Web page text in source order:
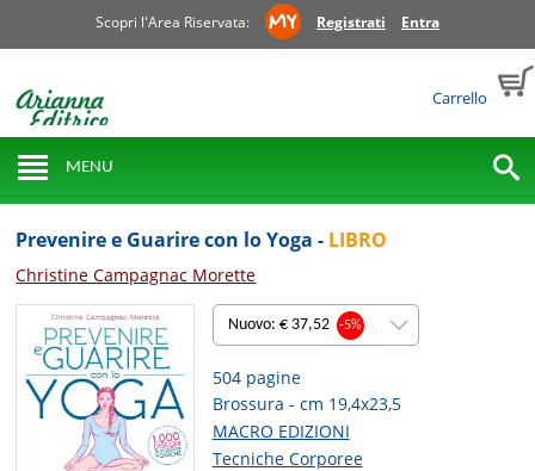
Scopri l'Area Riservata: Registrati Entra
Carrello
MENU
Prevenire e Guarire con lo Yoga - LIBRO
Christine Campagnac Morette
Nuovo: € 37,52-5%
504 pagine
Brossura - cm 19,4x23,5
MACRO EDIZIONI
Tecniche Corporee